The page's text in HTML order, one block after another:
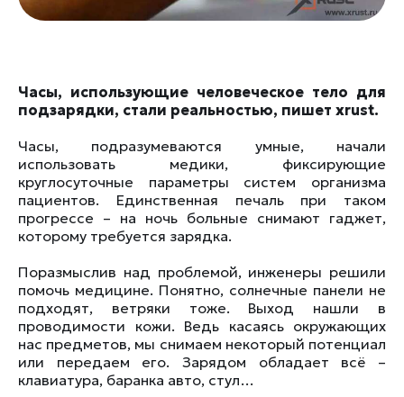
Часы, использующие человеческое тело для
подзарядки, стали реальностью, пишет xrust.
Часы, подразумеваются умные, начали
использовать медики, фиксирующие
круглосуточные параметры систем организма
пациентов. Единственная печаль при таком
прогрессе – на ночь больные снимают гаджет,
которому требуется зарядка.
Поразмыслив над проблемой, инженеры решили
помочь медицине. Понятно, солнечные панели не
подходят, ветряки тоже. Выход нашли в
проводимости кожи. Ведь касаясь окружающих
нас предметов, мы снимаем некоторый потенциал
или передаем его. Зарядом обладает всё –
клавиатура, баранка авто, стул…